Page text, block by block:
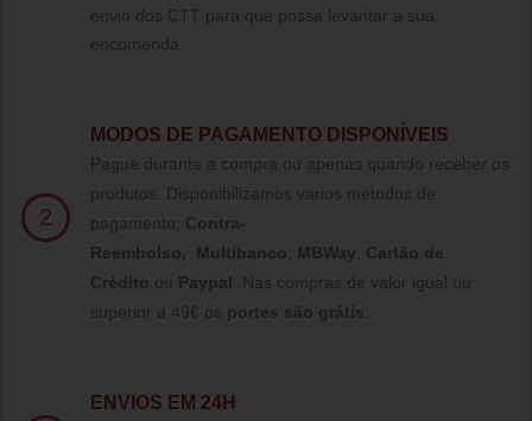
envio dos CTT para que possa levantar a sua
encomenda.
2
MODOS DE PAGAMENTO DISPONÍVEIS
Pague durante a compra ou apenas quando receber os
produtos. Disponibilizamos varios métodos de
pagamento; Contra-
Reembolso, Multibanco MBWay
Cartão de
Crédito ou Paypal
Nas compras de valor igual ou
superior a 49€ os portes são grátis
ENVIOS EM 24H